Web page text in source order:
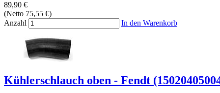
89,90 €
(Netto 75,55 €)
Anzahl
In den Warenkorb
Kühlerschlauch oben - Fendt